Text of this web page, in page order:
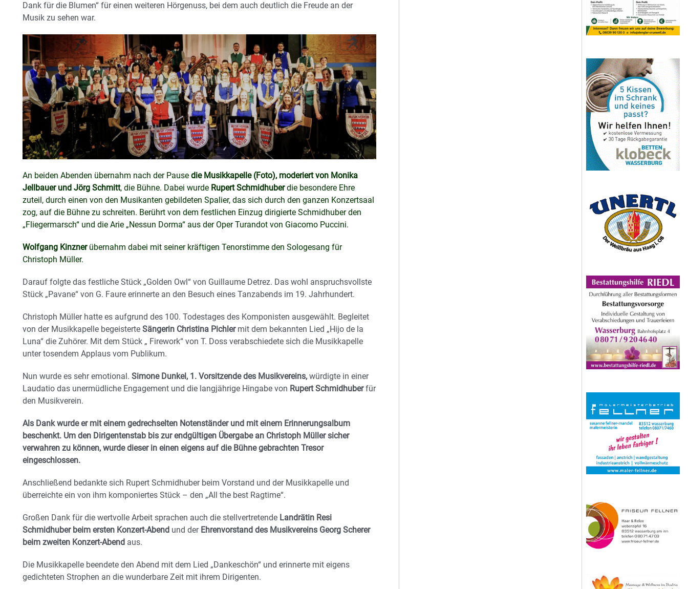
Dank für die Blumen“ für einen weiteren Hörgenuss, bei dem auch deutlich die Freude an der
Musik zu sehen war.
An beiden Abenden übernahm nach der Pause die Musikkapelle (Foto), moderiert von Monika
Jellbauer und Jörg Schmitt, die Bühne. Dabei wurde Rupert Schmidhuberdie besondere Ehre
zuteil, durch einen von den Musikanten gebildeten Spalier, das sich durch den ganzen Konzertsaal
zog, auf die Bühne zu schreiten. Berührt von dem festlichen Einzug dirigierte Schmidhuber den
„Fliegermarsch“ und die Arie „Nessun Dorma“ aus der Oper Turandot von Giacomo Puccini.
Wolfgang Kinznerübernahm dabei mit seiner kräftigen Tenorstimme den Sologesang für
Christoph Müller.
Darauf folgte das festliche Stück „Golden Owl“ von Guillaume Detrez. Das wohl anspruchsvollste
Stück „Pavane“ von G. Faure erinnerte an den Besuch eines Tanzabends im 19. Jahrhundert.
Christoph Müller hatte es aufgrund des 100. Todestages des Komponisten ausgewählt. Begleitet
von der Musikkapelle begeisterte Sängerin Christina Pichlermit dem bekannten Lied „Hijo de la
Luna“ die Zuhörer. Mit dem Stück „ Firework“ von T. Doss verabschiedete sich die Musikkapelle
unter tosendem Applaus vom Publikum.
Nun wurde es sehr emotional. Simone Dunkel, 1. Vorsitzende des Musikvereins, würdigte in einer
Laudatio das unermüdliche Engagement und die langjährige Hingabe von Rupert Schmidhuberfür
den Musikverein.
Als Dank wurde er mit einem gedrechselten Notenständer und mit einem Erinnerungsalbum
beschenkt. Um den Dirigentenstab bis zur endgültigen Übergabe an Christoph Müller sicher
verwahren zu können, wurde dieser in einen eigens auf die Bühne gebrachten Tresor
eingeschlossen.
Anschließend bedankte sich Rupert Schmidhuber beim Vorstand und der Musikkapelle und
überreichte ein von ihm komponiertes Stück – den „All the best Ragtime“.
Großen Dank für die wertvolle Arbeit sprachen auch die stellvertretende Landrätin Resi
Schmidhuber beim ersten Konzert-Abend und der Ehrenvorstand des Musikvereins Georg Scherer
beim zweiten Konzert-Abend aus.
Die Musikkapelle beendete den Abend mit dem Lied „Dankeschön“ und erinnerte mit eigens
gedichteten Strophen an die wunderbare Zeit mit ihrem Dirigenten.